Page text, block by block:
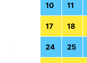
10 11
17 18
24 25